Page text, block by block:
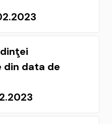
din data de